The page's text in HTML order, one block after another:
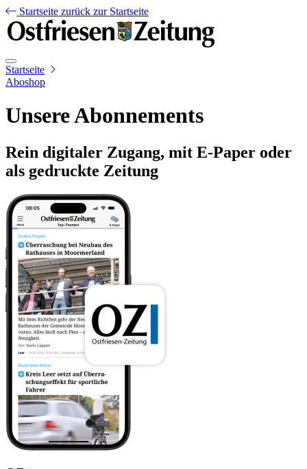
Startseite zurück zur Startseite
Startseite
Aboshop
Unsere Abonnements
Rein digitaler Zugang, mit E-Paper oder
als gedruckte Zeitung